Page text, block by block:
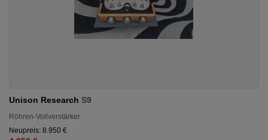
Unison Research S9
Röhren-Vollverstärker
Neupreis: 8.950 €